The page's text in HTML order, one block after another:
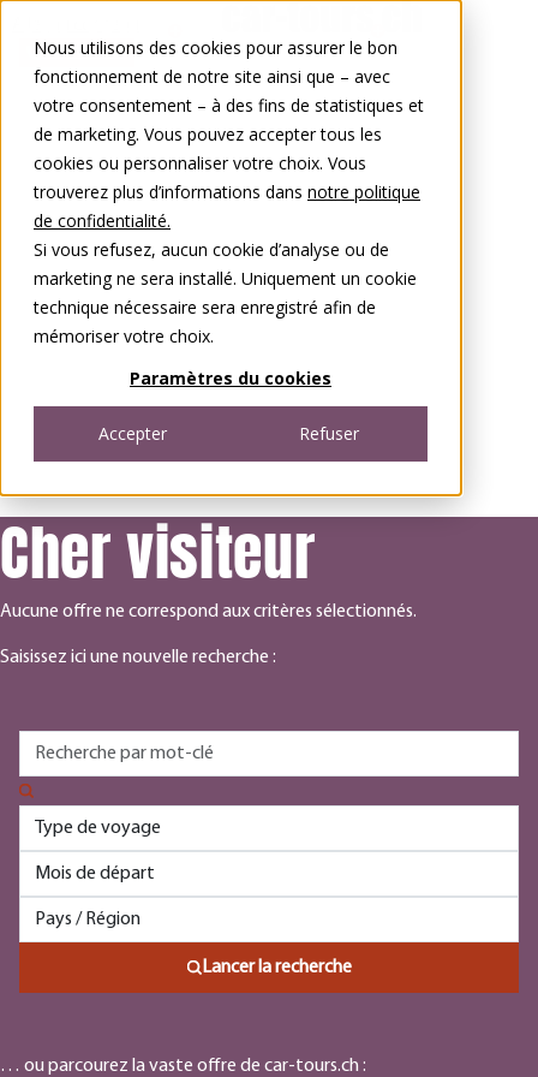
Nous utilisons des cookies pour assurer le bon
fonctionnement de notre site ainsi que – avec
votre consentement – à des fins de statistiques et
de marketing. Vous pouvez accepter tous les
cookies ou personnaliser votre choix. Vous
trouverez plus d’informations dans notre politique
de confidentialité.
Si vous refusez, aucun cookie d’analyse ou de
marketing ne sera installé. Uniquement un cookie
technique nécessaire sera enregistré afin de
mémoriser votre choix.
Paramètres du cookies
Accepter Refuser
0848 00 77 88
Cher visiteur
Aucune offre ne correspond aux critères sélectionnés.
Saisissez ici une nouvelle recherche :
Lancer la recherche
… ou parcourez la vaste offre de car-tours.ch :